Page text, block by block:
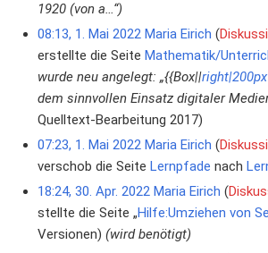
1920 (von a…“)
08:13, 1. Mai 2022 Maria Eirich
erstellte die Seite Mathematik/
wurde neu angelegt: „{{Box||right|200px
dem sinnvollen Einsatz digitaler
Quelltext-Bearbeitung 2017
07:23, 1. Mai 2022 Maria Eirich
verschob die Seite Lernpfade nach
18:24, 30. Apr. 2022 Maria Eirich
stellte die Seite „Hilfe:Umziehen von
Versionen) (wird benötigt)